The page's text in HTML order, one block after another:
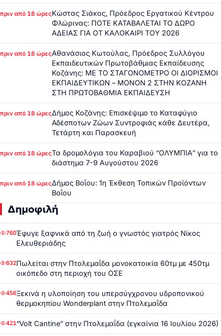
πριν από 18 ώρεςΚώστας Σιάκος, Πρόεδρος Εργατικού Κέντρου
Φλώρινας: ΠΟΤΕ ΚΑΤΑΒΑΛΕΤΑΙ ΤΟ ΔΩΡΟ
ΑΔΕΙΑΣ ΓΙΑ ΟΤ ΚΑΛΟΚΑΙΡΙ ΤΟΥ 2026
πριν από 18 ώρεςΑθανάσιος Κωτούλας, Πρόεδρος Συλλόγου
Εκπαιδευτικών Πρωτοβάθμιας Εκπαίδευσης
Κοζάνης: ΜΕ ΤΟ ΣΤΑΓΟΝΟΜΕΤΡΟ ΟΙ ΔΙΟΡΙΣΜΟΙ
ΕΚΠΑΙΔΕΥΤΙΚΩΝ – ΜΟΝΟΝ 2 ΣΤΗΝ ΚΟΖΑΝΗ
ΣΤΗ ΠΡΩΤΟΒΑΘΜΙΑ ΕΚΠΑΙΔΕΥΣΗ
πριν από 18 ώρεςΔήμος Κοζάνης: Επισκέψιμο το Καταφύγιο
Αδέσποτων Ζώων Συντροφιάς κάθε Δευτέρα,
Τετάρτη και Παρασκευή
πριν από 18 ώρεςΤα δρομολόγια του Καραβιού “ΟΛΥΜΠΙΑ” για το
διάστημα 7-9 Αυγούστου 2026
πριν από 18 ώρεςΔήμος Βοΐου: 1η Έκθεση Τοπικών Προϊόντων
Βοΐου
Δημοφιλή
760Έφυγε ξαφνικά από τη ζωή ο γνωστός γιατρός Νίκος
Ελευθεριάδης
632Πωλείται στην Πτολεμαΐδα μονοκατοικία 60τμ με 450τμ
οικόπεδο στη περιοχή του ΟΣΕ
456Ξεκινά η υλοποίηση του υπερσύγχρονου υδροπονικού
θερμοκηπίου Wonderplant στην Πτολεμαΐδα
421“Volt Cantine” στην Πτολεμαΐδα (εγκαίνια 16 Ιουλίου 2026)